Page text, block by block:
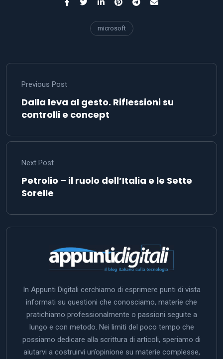
microsoft
Previous Post
Dalla leva al gesto. Riflessioni su
controlli e concept
Next Post
Petrolio – il ruolo dell’Italia e le Sette
Sorelle
In Appunti Digitali cerchiamo di esprimere punti di vista
informati su questioni che conosciamo, materie che
pratichiamo professionalmente o passioni seguite a
lungo e con metodo. Nei limiti del poco tempo che
possiamo dedicare alla scrittura di articoli, speriamo di
aiutarvi a costruirvi un’opinione su materie complesse,